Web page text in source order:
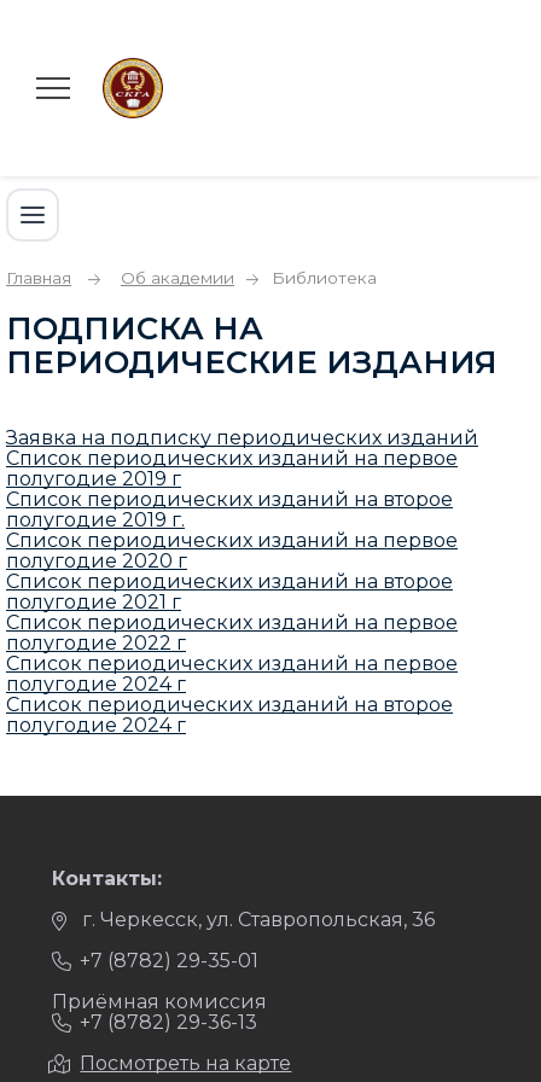
Главная Об академии Библиотека
ПОДПИСКА НА
ПЕРИОДИЧЕСКИЕ ИЗДАНИЯ
Заявка на подписку периодических изданий
Список периодических изданий на первое
полугодие 2019 г
Список периодических изданий на второе
полугодие 2019 г.
Список периодических изданий на первое
полугодие 2020 г
Список периодических изданий на второе
полугодие 2021 г
Список периодических изданий на первое
полугодие 2022 г
Список периодических изданий на первое
полугодие 2024 г
Список периодических изданий на второе
полугодие 2024 г
Контакты:
г. Черкесск, ул. Ставропольская, 36
+7 (8782) 29-35-01
Приёмная комиссия
+7 (8782) 29-36-13
Посмотреть на карте